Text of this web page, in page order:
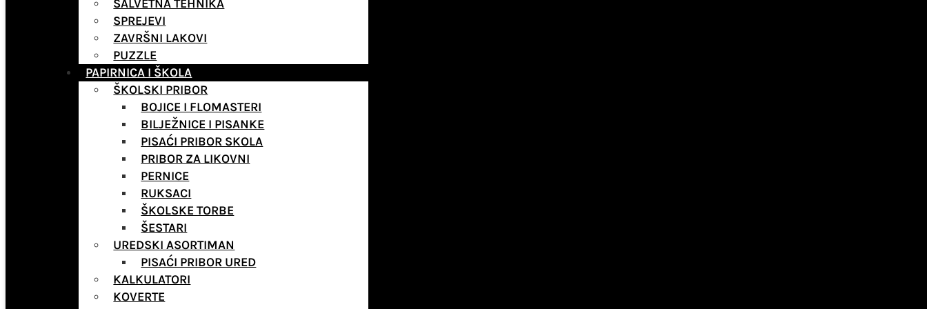
SALVETNA TEHNIKA
SPREJEVI
ZAVRŠNI LAKOVI
PUZZLE
PAPIRNICA I ŠKOLA
ŠKOLSKI PRIBOR
BOJICE I FLOMASTERI
BILJEŽNICE I PISANKE
PISAĆI PRIBOR SKOLA
PRIBOR ZA LIKOVNI
PERNICE
RUKSACI
ŠKOLSKE TORBE
ŠESTARI
UREDSKI ASORTIMAN
PISAĆI PRIBOR URED
KALKULATORI
KOVERTE